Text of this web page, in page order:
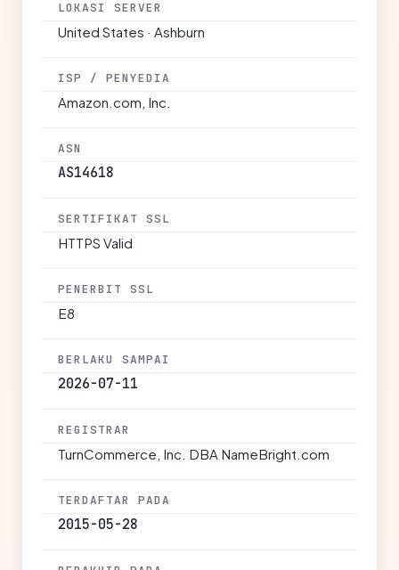
LOKASI SERVER
United States · Ashburn
ISP / PENYEDIA
Amazon.com, Inc.
ASN
AS14618
SERTIFIKAT SSL
HTTPS Valid
PENERBIT SSL
E8
BERLAKU SAMPAI
2026-07-11
REGISTRAR
TurnCommerce, Inc. DBA NameBright.com
TERDAFTAR PADA
2015-05-28